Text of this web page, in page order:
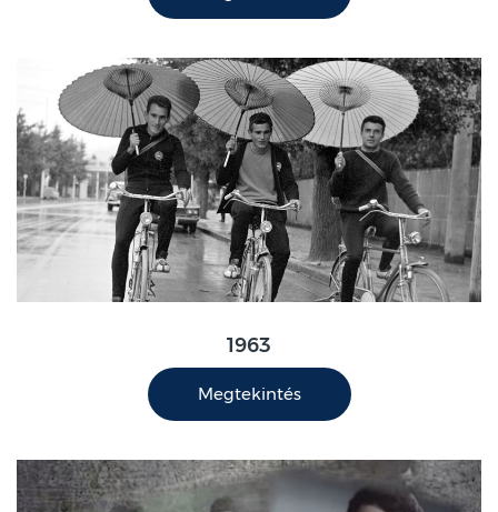
1963
Megtekintés